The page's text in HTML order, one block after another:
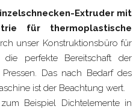
Extruder mit
für thermoplastische
unser Konstruktionsbüro für
perfekte Bereitschaft der
Das nach Bedarf des
ist der Beachtung wert.
Beispiel Dichtelemente in